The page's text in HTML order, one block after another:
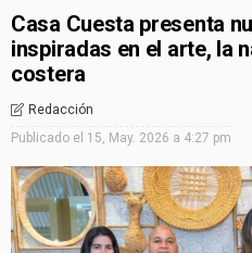
Casa Cuesta presenta
inspiradas en el arte, la
costera
Redacción
Publicado el 15, May. 2026 a 4:27 pm